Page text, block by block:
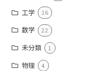
工学 16
数学 22
未分類 1
物理 4